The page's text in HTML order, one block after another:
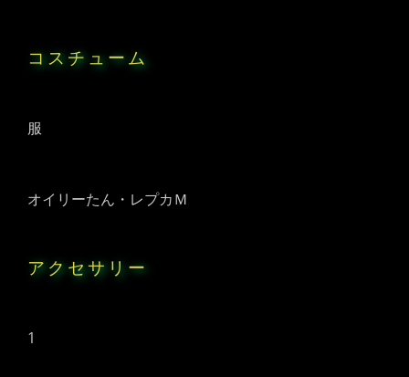
コスチューム
服
オイリーたん・レプカＭ
アクセサリー
1